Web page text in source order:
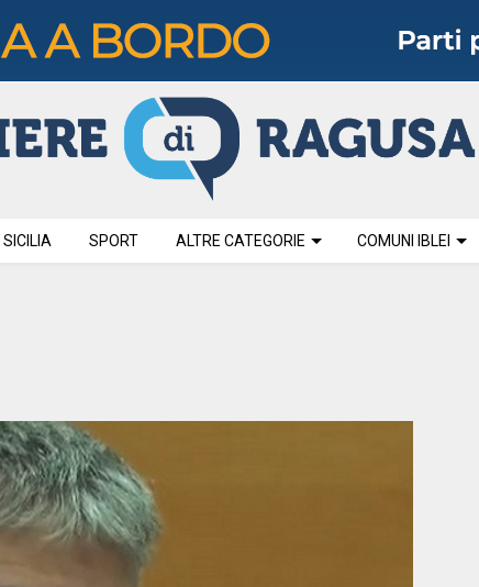
SICILIA SPORT ALTRE CATEGORIE COMUNI IBLEI